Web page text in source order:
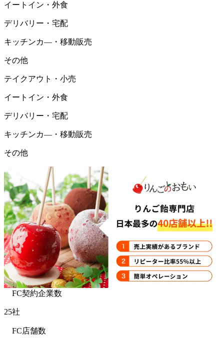
イートイン・外食
デリバリー・宅配
キッチンカ―・移動販売
その他
テイクアウト・小売
イートイン・外食
デリバリー・宅配
キッチンカ―・移動販売
その他
FC契約企業数
25社
FC店舗数